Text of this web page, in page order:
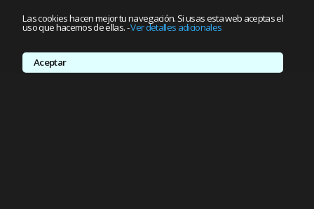
Las cookies hacen mejor tu navegación. Si usas esta web aceptas el
uso que hacemos de ellas.-Ver detalles adicionales
Aceptar